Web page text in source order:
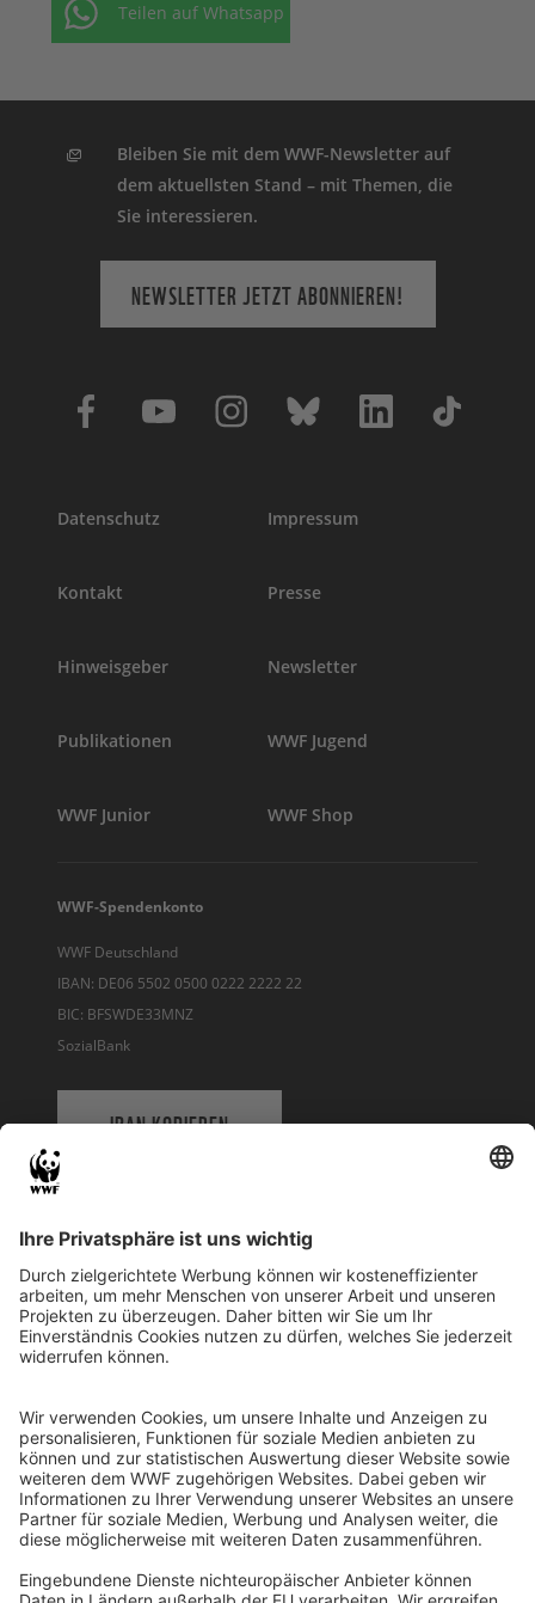
Teilen auf Whatsapp
Bleiben Sie mit dem WWF-Newsletter auf
dem aktuellsten Stand – mit Themen, die
Sie interessieren.
NEWSLETTER JETZT ABONNIEREN!
Datenschutz Impressum
Kontakt Presse
Hinweisgeber Newsletter
Publikationen WWF Jugend
WWF Junior WWF Shop
WWF-Spendenkonto
WWF Deutschland
IBAN: DE06 5502 0500 0222 2222 22
BIC: BFSWDE33MNZ
SozialBank
IBAN KOPIEREN
WWF Deutschland
Reinhardtstr. 18
10117 Berlin
Ihre Spende kann steuerlich geltend gemacht werden
Registriert als Stiftung WWF Deutschland, Senatsverwaltung für
Justiz Berlin, Az: 3416/976/2
Umsatzsteuer-Identifikationsnummer: DE 114236103
Freistellungsbescheid: Als gemeinnützige Körperschaft befreit